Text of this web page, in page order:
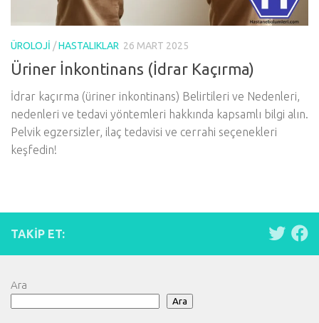
ÜROLOJI /HASTALIKLAR 26 MART 2025
Üriner İnkontinans (İdrar Kaçırma)
İdrar kaçırma (üriner inkontinans) Belirtileri ve Nedenleri,
nedenleri ve tedavi yöntemleri hakkında kapsamlı bilgi alın.
Pelvik egzersizler, ilaç tedavisi ve cerrahi seçenekleri
keşfedin!
TAKIP ET:
Ara
Ara